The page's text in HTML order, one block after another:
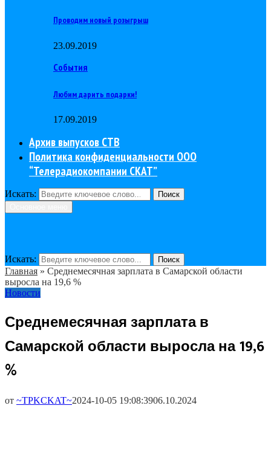
Проводим новый розыгрыш
23.09.2019
События
Любим дарить подарки!
17.09.2019
Архив выпусков СТВ
Политика конфиденциальности ООО
“Телерадиокомпании СКАТ”
Искать:
Поиск
Искать: Поиск
Главная » Среднемесячная зарплата в Самарской области
выросла на 19,6 %
Новости
Среднемесячная зарплата в
Самарской области выросла на 19,6
%
от ~TPKCKAT~2024-10-05 19:08:3906.10.2024